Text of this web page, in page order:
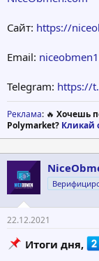
Сайт: https://
Email:
Telegram: https://
Реклама: 🔥 Хочешь
Polymarket? Кликай
22.12.2021
Итоги дня,